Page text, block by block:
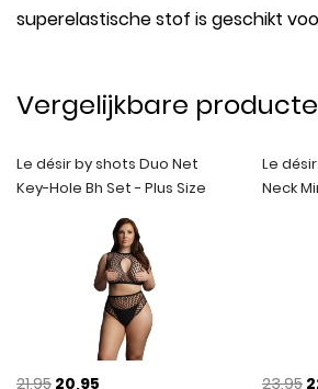
superelastische stof is geschikt
Vergelijkbare
Le désir by shots Duo Net
Key-Hole Bh Set - Plus Size
21,95 20,95
Le
Neck
23,95